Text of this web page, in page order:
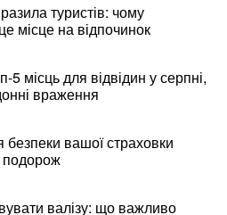
туристів: чому
місце на відпочинок
5 місць для відвідин у серпні,
враження
безпеки вашої страховки
подорож
валізу: що важливо